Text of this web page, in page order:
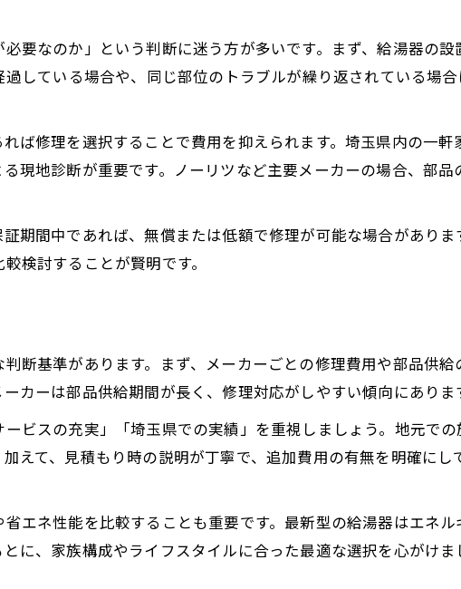
要なのか」という判断に迷う方が多いです。まず、給湯器の
している場合や、同じ部位のトラブルが繰り返されている場
ば修理を選択することで費用を抑えられます。埼玉県内の一軒
現地診断が重要です。ノーリツなど主要メーカーの場合、部品
期間中であれば、無償または低額で修理が可能な場合があり
検討することが賢明です。
断基準があります。まず、メーカーごとの修理費用や部品供
カーは部品供給期間が長く、修理対応がしやすい傾向にありま
ビスの充実」「埼玉県での実績」を重視しましょう。地元で
えて、見積もり時の説明が丁寧で、追加費用の有無を明確にし
エネ性能を比較することも重要です。最新型の給湯器はエネ
に、家族構成やライフスタイルに合った最適な選択を心がけま